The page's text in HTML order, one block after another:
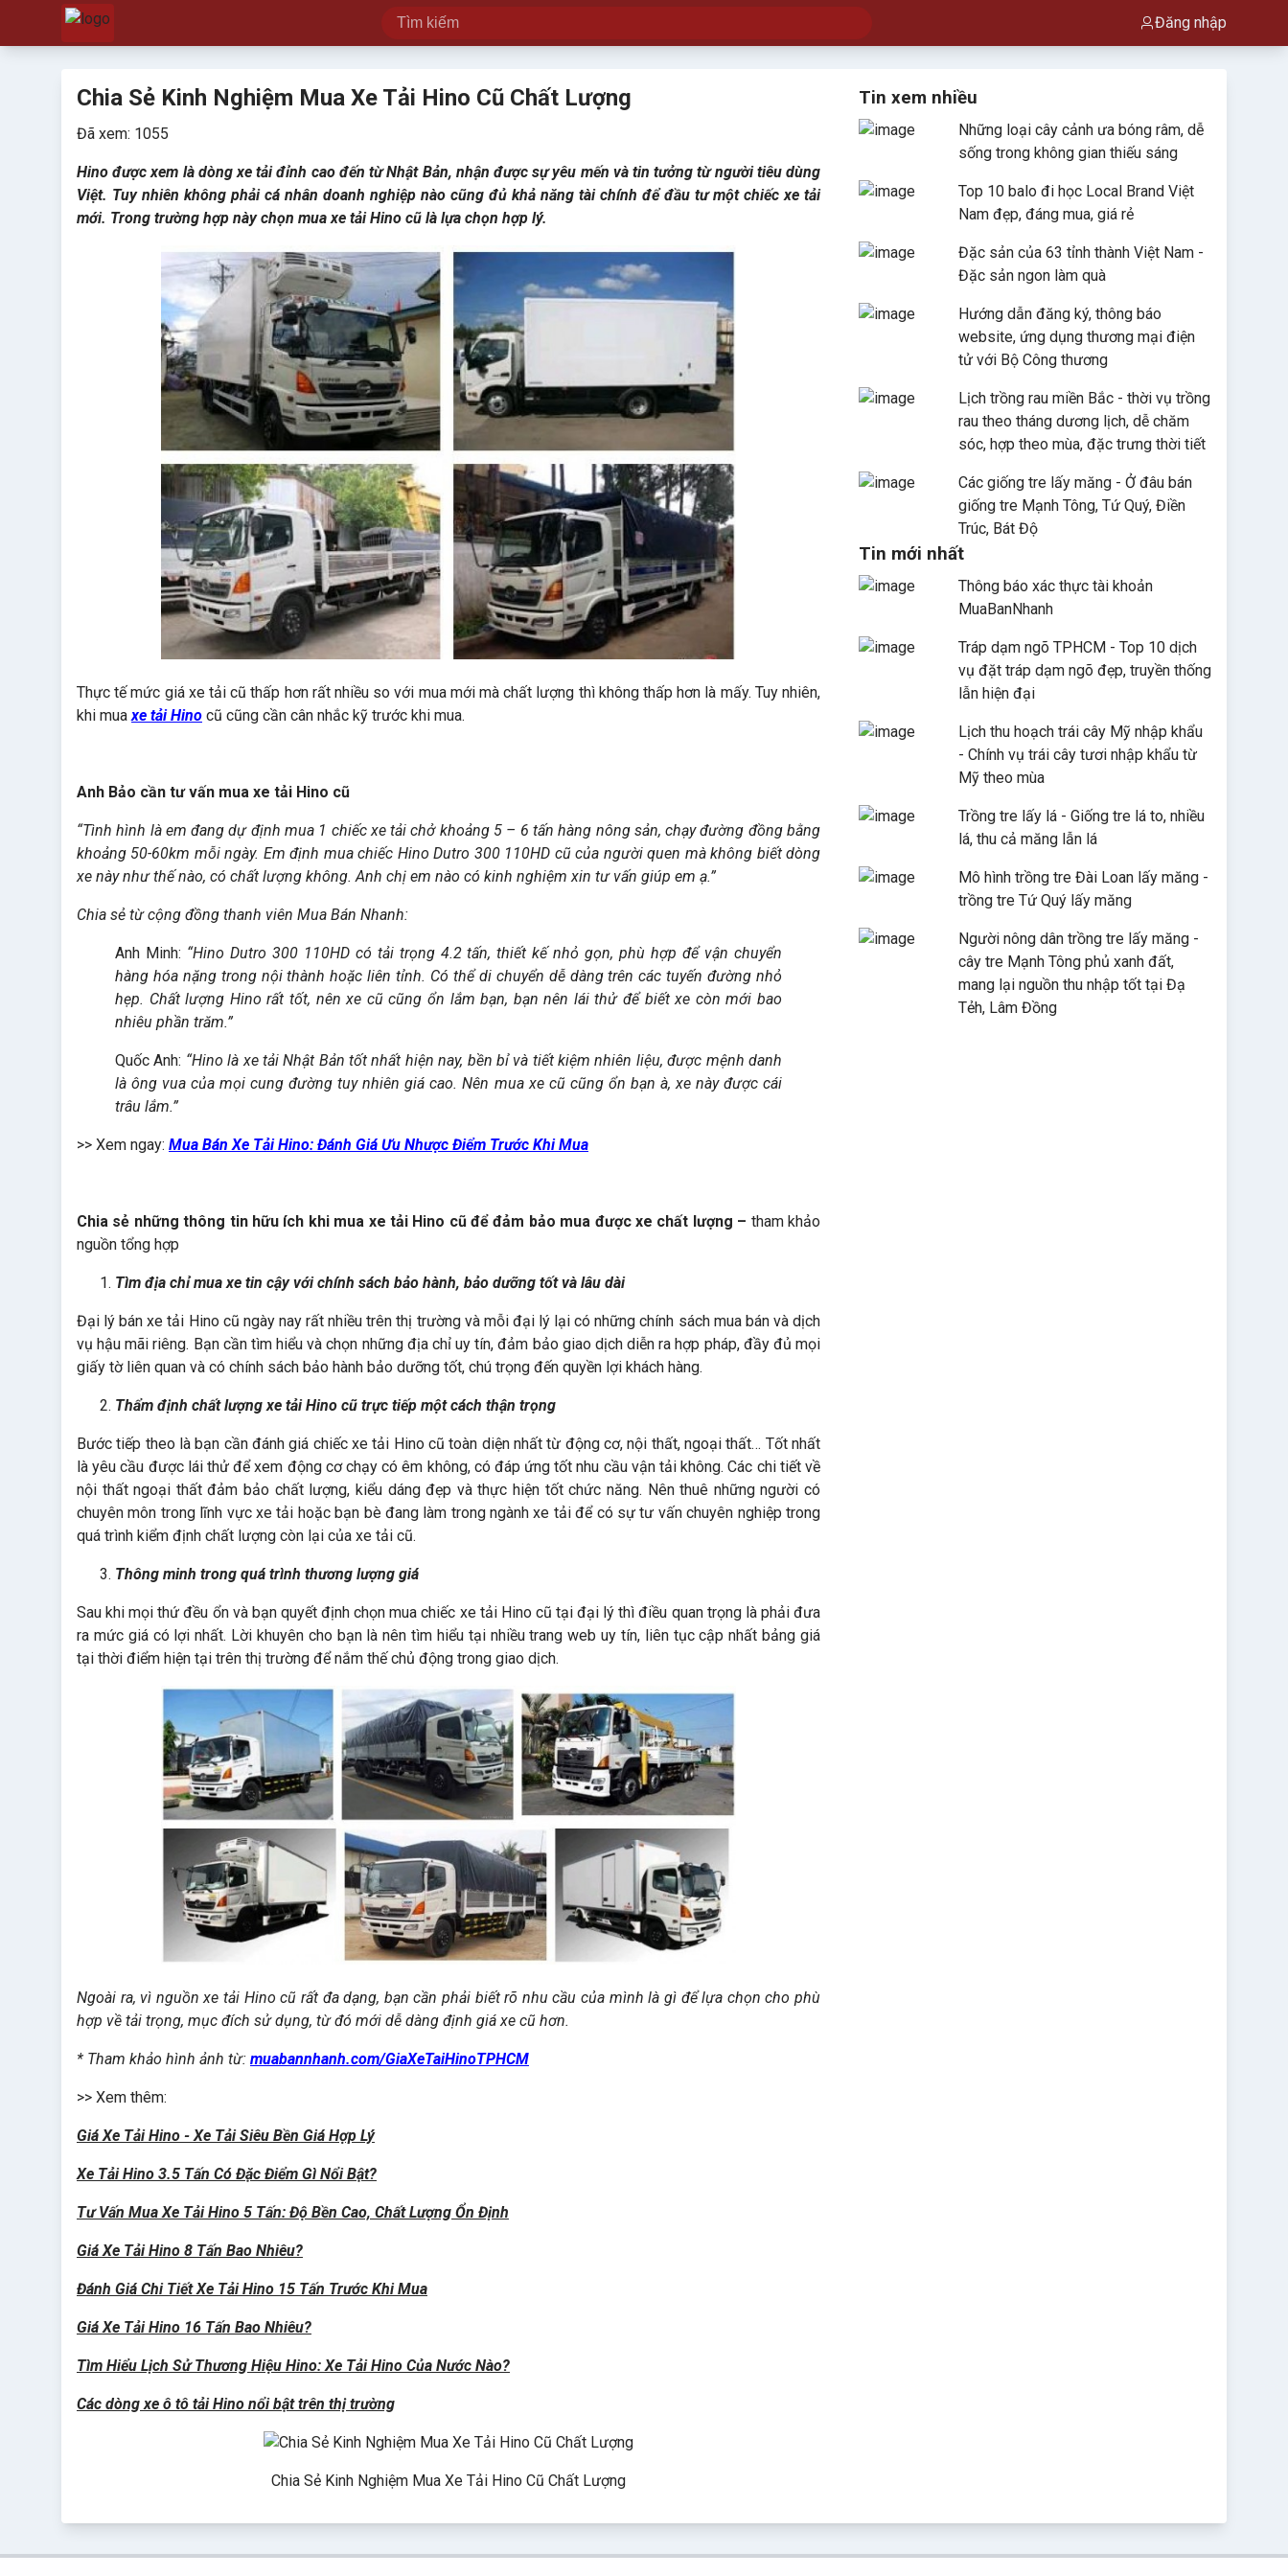
Đăng nhập
Chia Sẻ Kinh Nghiệm Mua Xe Tải Hino Cũ Chất Lượng
Đã xem: 1055
Hino được xem là dòng xe tải đỉnh cao đến từ Nhật Bản, nhận được sự yêu mến và tin tưởng từ người tiêu dùng
Việt. Tuy nhiên không phải cá nhân doanh nghiệp nào cũng đủ khả năng tài chính để đầu tư một chiếc xe tải
mới. Trong trường hợp này chọn mua xe tải Hino cũ là lựa chọn hợp lý.
Thực tế mức giá xe tải cũ thấp hơn rất nhiều so với mua mới mà chất lượng thì không thấp hơn là mấy. Tuy nhiên,
khi muaxe tải Hino cũ cũng cần cân nhắc kỹ trước khi mua.
Anh Bảo cần tư vấn mua xe tải Hino cũ
“Tình hình là em đang dự định mua 1 chiếc xe tải chở khoảng 5 – 6 tấn hàng nông sản, chạy đường đồng bằng
khoảng 50-60km mỗi ngày. Em định mua chiếc Hino Dutro 300 110HD cũ của người quen mà không biết dòng
xe này như thế nào, có chất lượng không. Anh chị em nào có kinh nghiệm xin tư vấn giúp em ạ.”
Chia sẻ từ cộng đồng thanh viên Mua Bán Nhanh:
Anh Minh: “Hino Dutro 300 110HD có tải trọng 4.2 tấn, thiết kế nhỏ gọn, phù hợp để vận chuyển
hàng hóa nặng trong nội thành hoặc liên tỉnh. Có thể di chuyển dễ dàng trên các tuyến đường nhỏ
hẹp. Chất lượng Hino rất tốt, nên xe cũ cũng ổn lắm bạn, bạn nên lái thử để biết xe còn mới bao
nhiêu phần trăm.”
Quốc Anh: “Hino là xe tải Nhật Bản tốt nhất hiện nay, bền bỉ và tiết kiệm nhiên liệu, được mệnh danh
là ông vua của mọi cung đường tuy nhiên giá cao. Nên mua xe cũ cũng ổn bạn à, xe này được cái
trâu lắm.”
>> Xem ngay: Mua Bán Xe Tải Hino: Đánh Giá Ưu Nhược Điểm Trước Khi Mua
Chia sẻ những thông tin hữu ích khi mua xe tải Hino cũ để đảm bảo mua được xe chất lượng – tham khảo
nguồn tổng hợp
Tìm địa chỉ mua xe tin cậy với chính sách bảo hành, bảo dưỡng tốt và lâu dài
Đại lý bán xe tải Hino cũ ngày nay rất nhiều trên thị trường và mỗi đại lý lại có những chính sách mua bán và dịch
vụ hậu mãi riêng. Bạn cần tìm hiểu và chọn những địa chỉ uy tín, đảm bảo giao dịch diễn ra hợp pháp, đầy đủ mọi
giấy tờ liên quan và có chính sách bảo hành bảo dưỡng tốt, chú trọng đến quyền lợi khách hàng.
Thẩm định chất lượng xe tải Hino cũ trực tiếp một cách thận trọng
Bước tiếp theo là bạn cần đánh giá chiếc xe tải Hino cũ toàn diện nhất từ động cơ, nội thất, ngoại thất… Tốt nhất
là yêu cầu được lái thử để xem động cơ chạy có êm không, có đáp ứng tốt nhu cầu vận tải không. Các chi tiết về
nội thất ngoại thất đảm bảo chất lượng, kiểu dáng đẹp và thực hiện tốt chức năng. Nên thuê những người có
chuyên môn trong lĩnh vực xe tải hoặc bạn bè đang làm trong ngành xe tải để có sự tư vấn chuyên nghiệp trong
quá trình kiểm định chất lượng còn lại của xe tải cũ.
Thông minh trong quá trình thương lượng giá
Sau khi mọi thứ đều ổn và bạn quyết định chọn mua chiếc xe tải Hino cũ tại đại lý thì điều quan trọng là phải đưa
ra mức giá có lợi nhất. Lời khuyên cho bạn là nên tìm hiểu tại nhiều trang web uy tín, liên tục cập nhất bảng giá
tại thời điểm hiện tại trên thị trường để nắm thế chủ động trong giao dịch.
Ngoài ra, vì nguồn xe tải Hino cũ rất đa dạng, bạn cần phải biết rõ nhu cầu của mình là gì để lựa chọn cho phù
hợp về tải trọng, mục đích sử dụng, từ đó mới dễ dàng định giá xe cũ hơn.
* Tham khảo hình ảnh từ: muabannhanh.com/GiaXeTaiHinoTPHCM
>> Xem thêm:
Giá Xe Tải Hino - Xe Tải Siêu Bền Giá Hợp Lý
Xe Tải Hino 3.5 Tấn Có Đặc Điểm Gì Nổi Bật?
Tư Vấn Mua Xe Tải Hino 5 Tấn: Độ Bền Cao, Chất Lượng Ổn Định
Giá Xe Tải Hino 8 Tấn Bao Nhiêu?
Đánh Giá Chi Tiết Xe Tải Hino 15 Tấn Trước Khi Mua
Giá Xe Tải Hino 16 Tấn Bao Nhiêu?
Tìm Hiểu Lịch Sử Thương Hiệu Hino: Xe Tải Hino Của Nước Nào?
Các dòng xe ô tô tải Hino nổi bật trên thị trường
Chia Sẻ Kinh Nghiệm Mua Xe Tải Hino Cũ Chất Lượng
Tin xem nhiều
Những loại cây cảnh ưa bóng râm, dễ
sống trong không gian thiếu sáng
Top 10 balo đi học Local Brand Việt
Nam đẹp, đáng mua, giá rẻ
Đặc sản của 63 tỉnh thành Việt Nam -
Đặc sản ngon làm quà
Hướng dẫn đăng ký, thông báo
website, ứng dụng thương mại điện
tử với Bộ Công thương
Lịch trồng rau miền Bắc - thời vụ trồng
rau theo tháng dương lịch, dễ chăm
sóc, hợp theo mùa, đặc trưng thời tiết
Các giống tre lấy măng - Ở đâu bán
giống tre Mạnh Tông, Tứ Quý, Điền
Trúc, Bát Độ
Tin mới nhất
Thông báo xác thực tài khoản
MuaBanNhanh
Tráp dạm ngõ TPHCM - Top 10 dịch
vụ đặt tráp dạm ngõ đẹp, truyền thống
lẫn hiện đại
Lịch thu hoạch trái cây Mỹ nhập khẩu
- Chính vụ trái cây tươi nhập khẩu từ
Mỹ theo mùa
Trồng tre lấy lá - Giống tre lá to, nhiều
lá, thu cả măng lẫn lá
Mô hình trồng tre Đài Loan lấy măng -
trồng tre Tứ Quý lấy măng
Người nông dân trồng tre lấy măng -
cây tre Mạnh Tông phủ xanh đất,
mang lại nguồn thu nhập tốt tại Đạ
Tẻh, Lâm Đồng